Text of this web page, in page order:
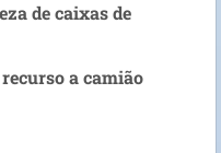
de caixas de
a camião